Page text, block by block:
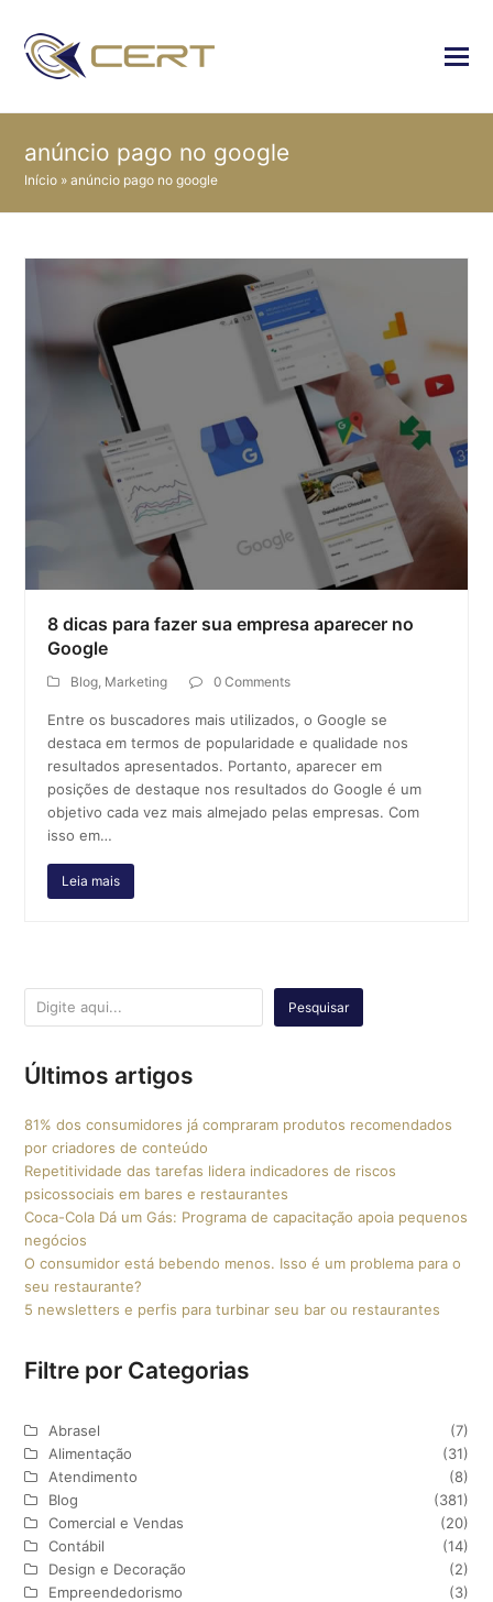
anúncio pago no google
Início »anúncio pago no google
8 dicas para fazer sua empresa aparecer no
Google
Blog Marketing 0 Comments
Entre os buscadores mais utilizados, o Google se
destaca em termos de popularidade e qualidade nos
resultados apresentados. Portanto, aparecer em
posições de destaque nos resultados do Google é um
objetivo cada vez mais almejado pelas empresas. Com
isso em…
Leia mais
Pesquisar
Últimos artigos
81% dos consumidores já compraram produtos recomendados
por criadores de conteúdo
Repetitividade das tarefas lidera indicadores de riscos
psicossociais em bares e restaurantes
Coca-Cola Dá um Gás: Programa de capacitação apoia pequenos
negócios
O consumidor está bebendo menos. Isso é um problema para o
seu restaurante?
5 newsletters e perfis para turbinar seu bar ou restaurantes
Filtre por Categorias
Abrasel
(7)
Alimentação
(31)
Atendimento
(8)
Blog
(381)
Comercial e Vendas
(20)
Contábil
(14)
Design e Decoração
(2)
Empreendedorismo
(3)